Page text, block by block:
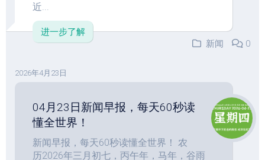
近...
进一步了解
新闻
0
2026年4月23日
04月23日新闻早报，每天60秒读
懂全世界！
新闻早报，每天60秒读懂全世界！ 农
历2026年三月初七，丙午年，马年，谷雨